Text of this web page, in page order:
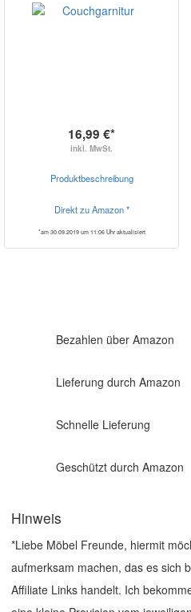
16,99 €*
inkl. MwSt.
Produktbeschreibung
Direkt zu Amazon *
*am 30.09.2019 um 11:06 Uhr aktualisiert
Bezahlen über Amazon
Lieferung durch Amazon
Schnelle Lieferung
Geschützt durch Amazon
Hinweis
*Liebe Möbel Freunde, hiermit
aufmerksam machen, das es sich
Affiliate Links handelt. Ich